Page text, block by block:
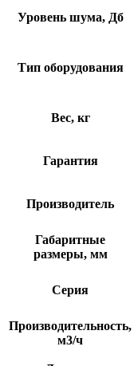
Уровень шума, Дб
Тип оборудования
Вес, кг
Гарантия
Производитель
Габаритные
размеры, мм
Серия
Производительность,
м3/ч